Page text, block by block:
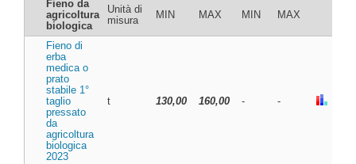
Fieno da
agricoltura
biologica
Unità di
misura
MIN MAX MIN MAX
Fieno di
erba
medica o
prato
stabile 1°
taglio
pressato
da
agricoltura
biologica
2023
t 130,00 160,00 - -